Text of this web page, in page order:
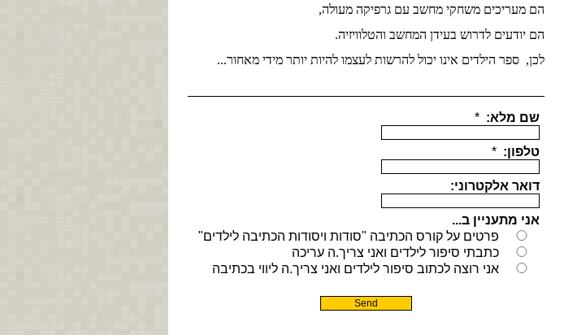
הם מעריכים משחקי מחשב עם גרפיקה מעולה,
הם יודעים לדרוש בעידן המחשב והטלוויזיה.
לכן, ספר הילדים אינו יכול להרשות לעצמו להיות יותר מידי מאחור...